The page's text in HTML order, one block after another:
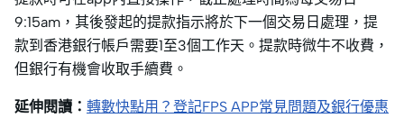
9:15am，其後發起的提款指示將於下一個交易日處理，提
款到香港銀行帳戶需要1至3個工作天。提款時微牛不收費，
但銀行有機會收取手續費。
延伸閱讀： 轉數快點用？登記FPS APP常見問題及銀行優惠